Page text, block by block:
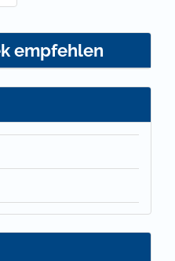
empfehlen